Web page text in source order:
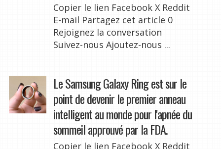
Copier le lien Facebook X Reddit
E-mail Partagez cet article 0
Rejoignez la conversation
Suivez-nous Ajoutez-nous ...
Le Samsung Galaxy Ring est sur le
point de devenir le premier anneau
intelligent au monde pour l'apnée du
sommeil approuvé par la FDA.
Copier le lien Facebook X Reddit